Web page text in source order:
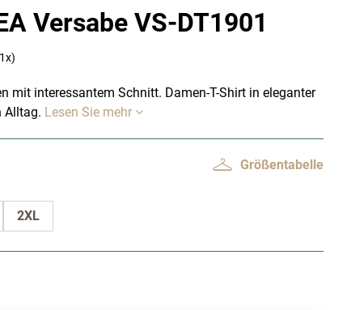
Versabe VS-DT1901
x)
mit interessantem Schnitt. Damen-T-Shirt in eleganter
Alltag. Lesen Sie mehr
2XL
Größentabelle